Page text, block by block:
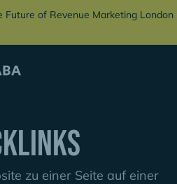
Future of Revenue Marketing
zu einer Seite auf einer